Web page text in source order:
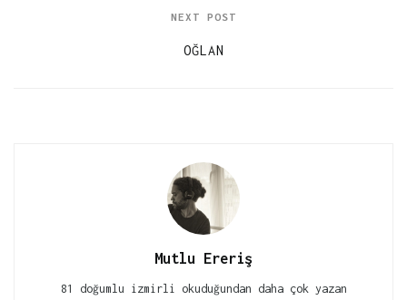
NEXT POST
OĞLAN
Mutlu Ereriş
81 doğumlu izmirli okuduğundan daha çok yazan